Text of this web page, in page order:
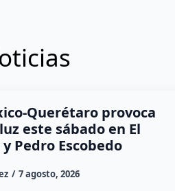
Querétaro provoca
este sábado en El
Pedro Escobedo
7 agosto, 2026